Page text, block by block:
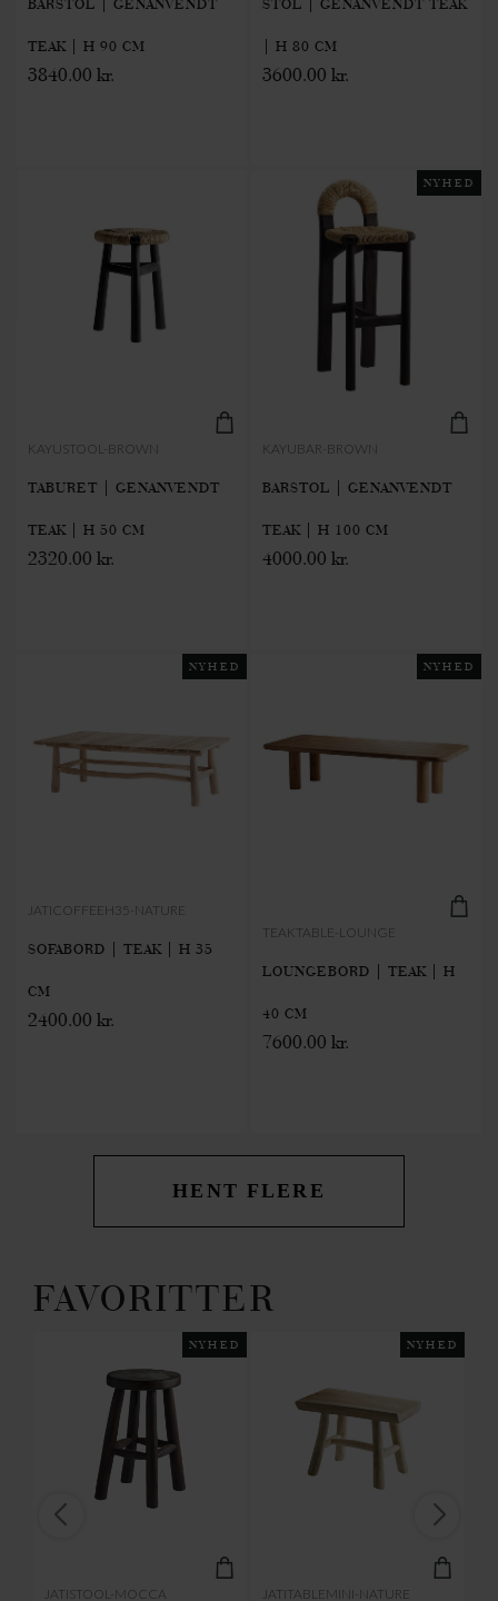
TEAK | H 90 CM
3840.00 kr.
| H 80 CM
3600.00 kr.
KAYUSTOOL-BROWN
TABURET | GENANVENDT
TEAK | H 50 CM
2320.00 kr.
NYHED
KAYUBAR-BROWN
BARSTOL | GENANVENDT
TEAK | H 100 CM
4000.00 kr.
NYHED
JATICOFFEEH35-NATURE
SOFABORD | TEAK | H 35
CM
2400.00 kr.
NYHED
TEAKTABLE-LOUNGE
LOUNGEBORD | TEAK | H
40 CM
7600.00 kr.
HENT FLERE
FAVORITTER
NYHED
JATISTOOL-MOCCA
NYHED
JATITABLEMINI-NATURE